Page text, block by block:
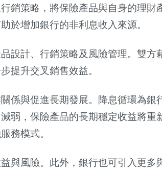
銷策略，將保險產品與自身的理財
於增加銀行的非利息收入來源。
設計、行銷策略及風險管理。雙方
提升交叉銷售效益。
係與促進長期發展。降息循環為銀
弱，保險產品的長期穩定收益將重
務模式。
與風險。此外，銀行也可引入更多